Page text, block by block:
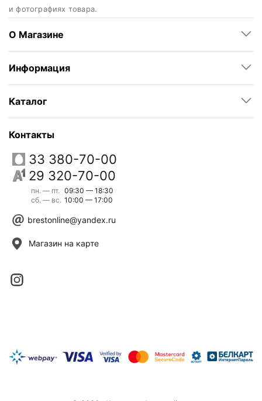
и фотографиях товара.
О Магазине
Информация
Каталог
Контакты
33 380-70-00
29 320-70-00
пн. — пт.
сб. — вс.
09:30 — 18:30
10:00 — 17:00
brestonline@yandex.ru
Магазин на карте